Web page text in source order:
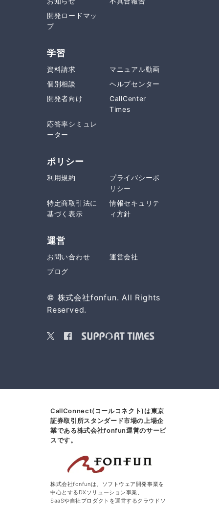
開発ロードマッ
プ
学習
資料請求
マニュアル動画
個別相談
ヘルプセンター
開発者向け
CallCenter
Times
応答率シミュレ
ーター
ポリシー
利用規約
プライバシーポ
リシー
特定商取引法に
基づく表示
情報セキュリテ
ィ方針
運営
お問い合わせ
運営会社
ブログ
© 株式会社fonfun. All Rights
Reserved.
CallConnect(コールコネクト)は東京
証券取引所スタンダード市場の上場企
業である株式会社fonfun運営のサービ
スです。
株式会社fonfunは、ソフトウェア開発事業を
中心とするDXソリューション事業、
SaaSや自社プロダクトを運営するクラウドソ